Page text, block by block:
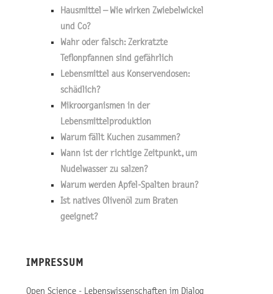
Hausmittel – Wie wirken Zwiebelwickel
und Co?
Wahr oder falsch: Zerkratzte
Teflonpfannen sind gefährlich
Lebensmittel aus Konservendosen:
schädlich?
Mikroorganismen in der
Lebensmittelproduktion
Warum fällt Kuchen zusammen?
Wann ist der richtige Zeitpunkt, um
Nudelwasser zu salzen?
Warum werden Apfel-Spalten braun?
Ist natives Olivenöl zum Braten
geeignet?
IMPRESSUM
Open Science - Lebenswissenschaften im Dialog